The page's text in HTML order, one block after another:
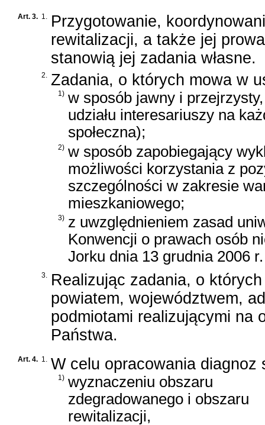
Art. 3. 1. Przygotowanie,
rewitalizacji, a także jej
stanowią jej zadania własne.
2. Zadania, o których mowa w
1) w sposób jawny i
udziału interesariuszy na
społeczna);
2) w sposób zapobiegający
możliwości korzystania z
szczególności w zakresie
mieszkaniowego;
3) z uwzględnieniem zasad
Konwencji o prawach osób
Jorku dnia 13 grudnia 2006 r.
3. Realizując zadania, o
powiatem, województwem,
podmiotami realizującymi na
Państwa.
Art. 4. 1. W celu opracowania diagnoz
1) wyznaczeniu obszaru
zdegradowanego i obszaru
rewitalizacji,